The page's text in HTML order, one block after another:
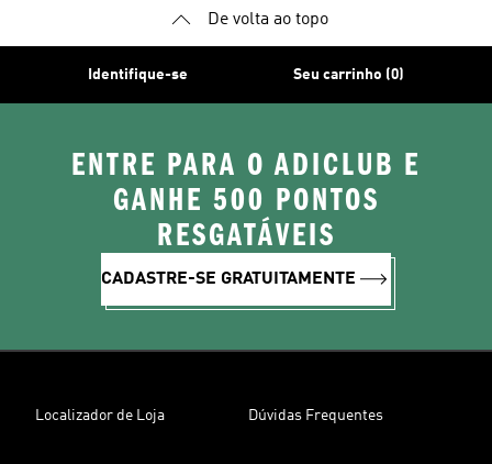
De volta ao topo
Identifique-se Seu carrinho (0)
ENTRE PARA O ADICLUB E
GANHE 500 PONTOS
RESGATÁVEIS
CADASTRE-SE GRATUITAMENTE
Localizador de Loja Dúvidas Frequentes